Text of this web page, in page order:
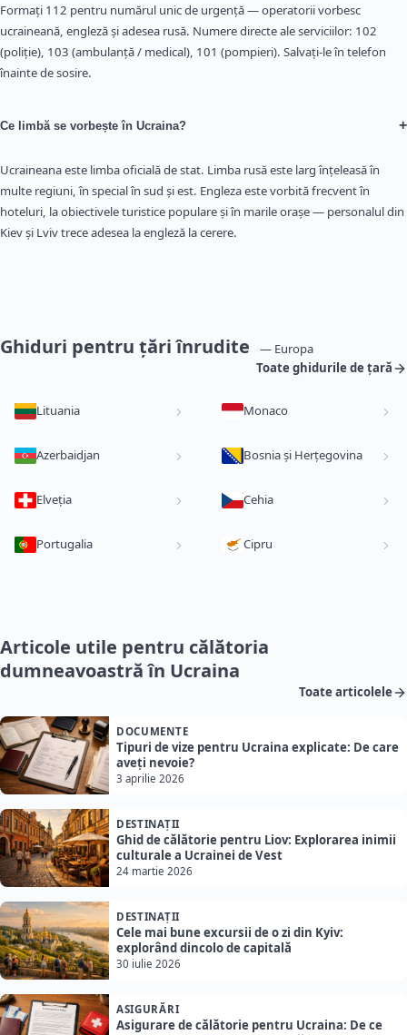
Formați 112 pentru numărul unic de urgență — operatorii vorbesc
ucraineană, engleză și adesea rusă. Numere directe ale serviciilor: 102
(poliție), 103 (ambulanță / medical), 101 (pompieri). Salvați-le în telefon
înainte de sosire.
Ce limbă se vorbește în Ucraina? +
Ucraineana este limba oficială de stat. Limba rusă este larg înțeleasă în
multe regiuni, în special în sud și est. Engleza este vorbită frecvent în
hoteluri, la obiectivele turistice populare și în marile orașe — personalul din
Kiev și Lviv trece adesea la engleză la cerere.
Ghiduri pentru țări înrudite
— Europa
Toate ghidurile de țară
Lituania Monaco
Azerbaidjan Bosnia și Herțegovina
Elveția Cehia
Portugalia Cipru
Articole utile pentru călătoria
dumneavoastră în Ucraina
Toate articolele
DOCUMENTE
Tipuri de vize pentru Ucraina explicate: De care
aveți nevoie?
3 aprilie 2026
DESTINAȚII
Ghid de călătorie pentru Liov: Explorarea inimii
culturale a Ucrainei de Vest
24 martie 2026
DESTINAȚII
Cele mai bune excursii de o zi din Kyiv:
explorând dincolo de capitală
30 iulie 2026
ASIGURĂRI
Asigurare de călătorie pentru Ucraina: De ce